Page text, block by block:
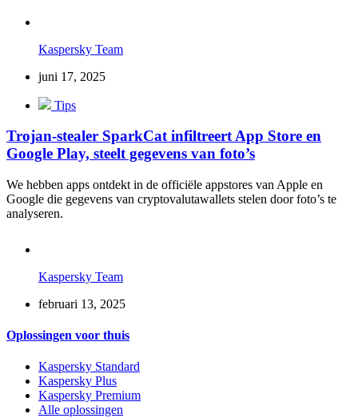
Kaspersky Team
juni 17, 2025
Tips
Trojan-stealer SparkCat infiltreert App Store en
Google Play, steelt gegevens van foto’s
We hebben apps ontdekt in de officiële appstores van Apple en
Google die gegevens van cryptovalutawallets stelen door foto’s te
analyseren.
Kaspersky Team
februari 13, 2025
Oplossingen voor thuis
Kaspersky Standard
Kaspersky Plus
Kaspersky Premium
Alle oplossingen